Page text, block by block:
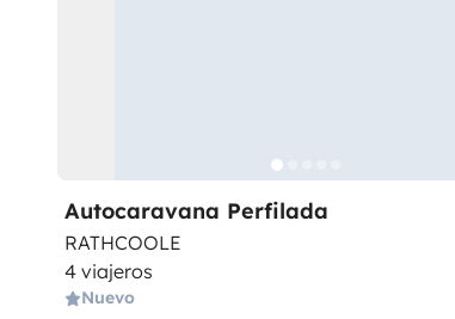
Autocaravana Perfilada
RATHCOOLE
4 viajeros
Nuevo